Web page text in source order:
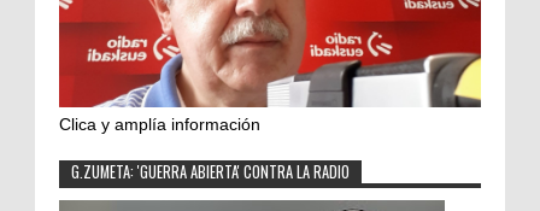
Clica y amplía información
G.ZUMETA: 'GUERRA ABIERTA' CONTRA LA RADIO